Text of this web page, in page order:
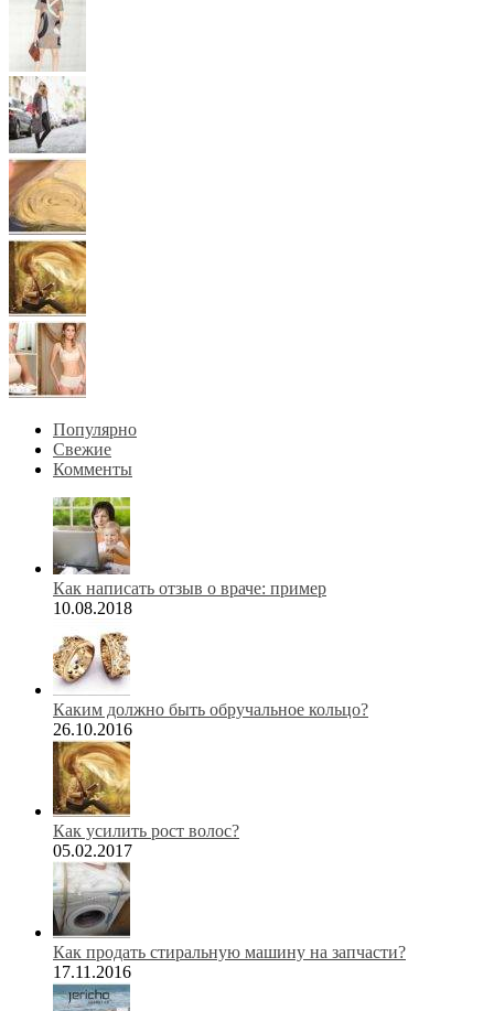
Популярно
Свежие
Комменты
Как написать отзыв о враче: пример
10.08.2018
Каким должно быть обручальное кольцо?
26.10.2016
Как усилить рост волос?
05.02.2017
Как продать стиральную машину на запчасти?
17.11.2016